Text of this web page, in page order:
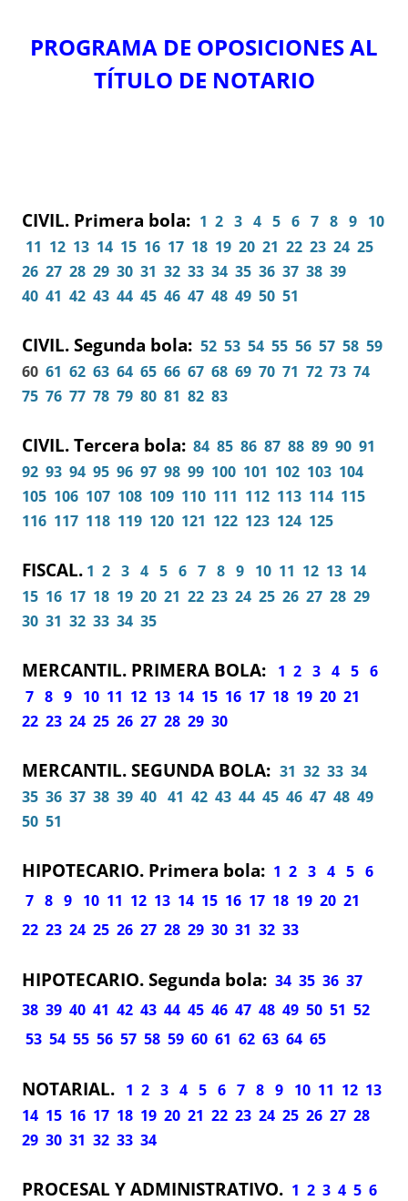
PROGRAMA DE OPOSICIONES AL
TÍTULO DE NOTARIO
CIVIL. Primera bola: 1 2 3 4 5 6 7 8 9 10
11 12 13 14 15 16 17 18 19 20 21 22 23 24 25
26 27 28 29 30 31 32 33 34 35 36 37 38 39
40 41 42 43 44 45 46 47 48 49 50 51
CIVIL. Segunda bola: 52 53 54 55 56 57 58 59
60 61 62 63 64 65 66 67 68 69 70 71 72 73 74
75 76 77 78 79 80 81 82 83
CIVIL. Tercera bola: 84 85 86 87 88 89 90 91
92 93 94 95 96 97 98 99 100 101 102 103 104
105 106 107 108 109 110 111 112 113 114 115
116 117 118 119 120 121 122 123 124 125
FISCAL. 1 2 3 4 5 6 7 8 9 10 11 12 13 14
15 16 17 18 19 20 21 22 23 24 25 26 27 28 29
30 31 32 33 34 35
MERCANTIL. PRIMERA BOLA: 1 2 3 4 5 6
7 8 9 10 11 12 13 14 15 16 17 18 19 20 21
22 23 24 25 26 27 28 29 30
MERCANTIL. SEGUNDA BOLA: 31 32 33 34
35 36 37 38 39 40 41 42 43 44 45 46 47 48 49
50 51
HIPOTECARIO. Primera bola: 1 2 3 4 5 6
7 8 9 10 11 12 13 14 15 16 17 18 19 20 21
22 23 24 25 26 27 28 29 30 31 32 33
HIPOTECARIO. Segunda bola: 34 35 36 37
38 39 40 41 42 43 44 45 46 47 48 49 50 51 52
53 54 55 56 57 58 59 60 61 62 63 64 65
NOTARIAL. 1 2 3 4 5 6 7 8 9 10 11 12 13
14 15 16 17 18 19 20 21 22 23 24 25 26 27 28
29 30 31 32 33 34
PROCESAL Y ADMINISTRATIVO. 1 2 3 4 5 6